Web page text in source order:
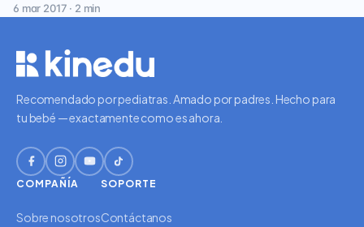
6 mar 2017 · 2 min
Recomendado por pediatras. Amado por padres. Hecho para
tu bebé — exactamente como es ahora.
COMPAÑÍA
Sobre nosotros
SOPORTE
Contáctanos